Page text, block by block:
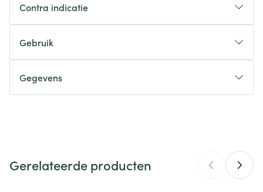
Contra indicatie
Gebruik
Gegevens
Merken Superphar
Gerelateerde producten